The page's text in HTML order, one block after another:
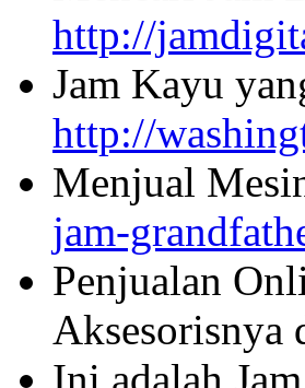
http://
Jam Kayu
http://
Menjual
jam-
Penjualan
Aksesorisnya
Ini adalah